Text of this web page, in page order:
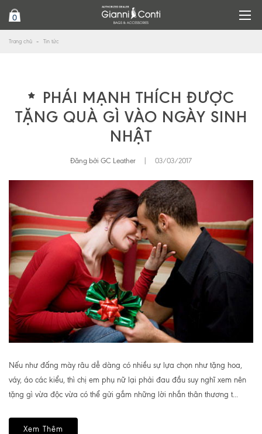
0
Trang chủ Tin tức
PHÁI MẠNH THÍCH ĐƯỢC
TẶNG QUÀ GÌ VÀO NGÀY SINH
NHẬT
Đăng bởi GC Leather 03/03/2017
Nếu như đấng mày râu dễ dàng có nhiều sự lựa chọn như tặng hoa,
váy, áo các kiểu, thì chị em phụ nữ lại phải đau đầu suy nghĩ xem nên
tặng gì vừa độc vừa có thể gửi gắm những lời nhắn thân thương t...
Xem Thêm